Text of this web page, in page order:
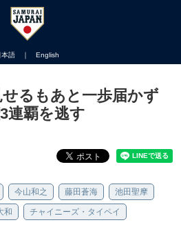
本語 ｜ English
るもあと一歩届かず
連覇を逃す
今山和之 藤田蒼海 池田聖摩
和 チャイニーズ・タイペイ